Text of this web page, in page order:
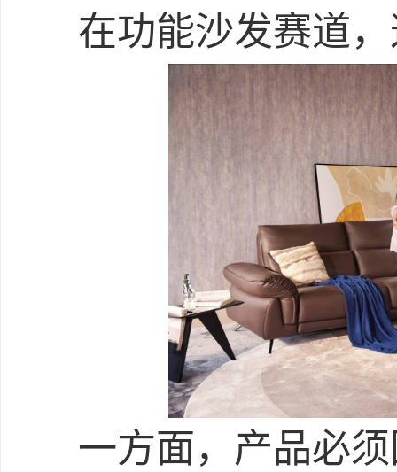
在功能沙发赛道
一方面，产品必